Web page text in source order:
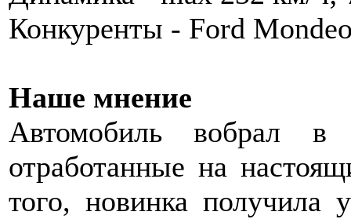
Конкуренты - Ford
Наше мнение
Автомобиль вобрал в
отработанные на
того, новинка получила